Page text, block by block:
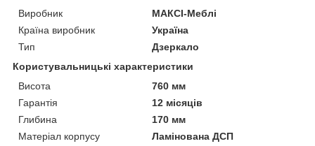
Виробник
МАКСІ-Меблі
Країна виробник
Україна
Тип
Дзеркало
Користувальницькі характеристики
Висота
760 мм
Гарантія
12 місяців
Глибина
170 мм
Матеріал корпусу
Ламінована ДСП